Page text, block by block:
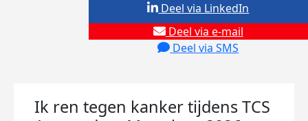
Deel via e-mail
Deel via SMS
Deel via LinkedIn
Ik ren tegen kanker tijdens TCS